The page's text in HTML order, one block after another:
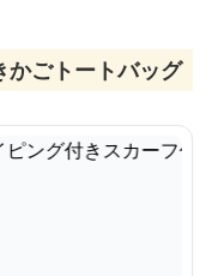
かごトートバッグ